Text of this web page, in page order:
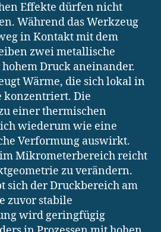
Effekte dürfen nicht
Während das Werkzeug
in Kontakt mit dem
zwei metallische
Druck aneinander.
Wärme, die sich lokal in
konzentriert. Die
einer thermischen
wiederum wie eine
Verformung auswirkt.
Mikrometerbereich reicht
zu verändern.
sich der Druckbereich am
zuvor stabile
wird geringfügig